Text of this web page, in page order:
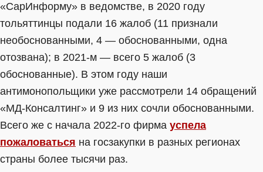
«СарИнформу» в ведомстве, в 2020 году
тольяттинцы подали 16 жалоб (11 признали
необоснованными, 4 — обоснованными, одна
отозвана); в 2021-м — всего 5 жалоб (3
обоснованные). В этом году наши
антимонопольщики уже рассмотрели 14 обращений
«МД-Консалтинг» и 9 из них сочли обоснованными.
Всего же с начала 2022-го фирма успела
пожаловаться на госзакупки в разных регионах
страны более тысячи раз.